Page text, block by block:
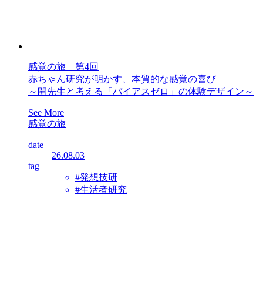
感覚の旅 第4回
赤ちゃん研究が明かす、本質的な感覚の喜び
～開先生と考える「バイアスゼロ」の体験デザイン～
See More
感覚の旅
date
26.08.03
tag
#発想技研
#生活者研究